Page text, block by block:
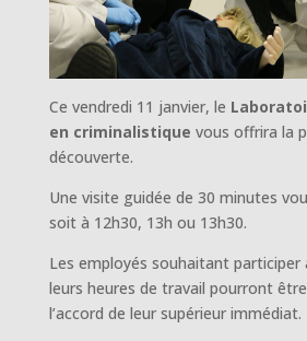
Ce vendredi 11 janvier, le
en criminalistique vous offrira la
découverte.
Une visite guidée de 30 minutes
soit à 12h30, 13h ou 13h30.
Les employés souhaitant participer
leurs heures de travail pourront
l’accord de leur supérieur immédiat.